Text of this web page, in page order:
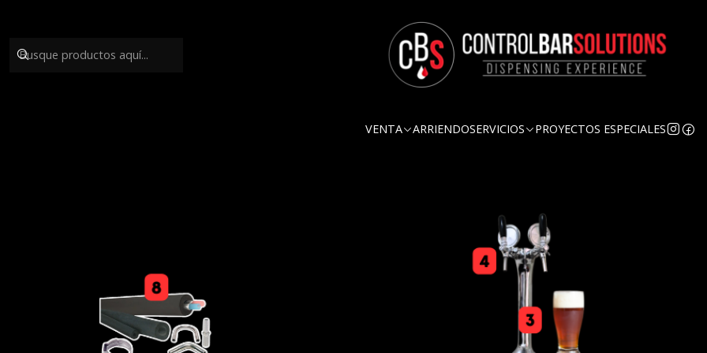
VENTA ARRIENDOSERVICIOS PROYECTOS ESPECIALES
¿Que necesito para dispensar